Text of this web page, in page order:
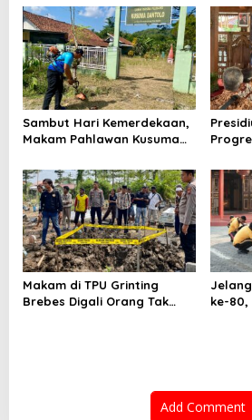
Tembus 10,2 Ton per Hektare
Telan
Sambut Hari Kemerdekaan,
Makam Pahlawan Kusuma
Dibersihkan
Tahap
Makam di TPU Grinting
Brebes Digali Orang Tak
ke-80,
Add Comment